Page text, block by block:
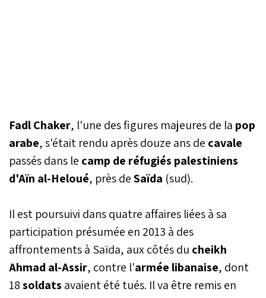
Fadl Chaker, l'une des figures majeures de la pop
arabe, s'était rendu après douze ans de cavale
passés dans le camp de réfugiés palestiniens
d'Aïn al-Heloué, près deSaïda (sud).
Il est poursuivi dans quatre affaires liées à sa
participation présumée en 2013 à des
affrontements à Saïda, aux côtés du cheikh
Ahmad al-Assir, contre l'armée libanaise, dont
18soldats avaient été tués. Il va être remis en